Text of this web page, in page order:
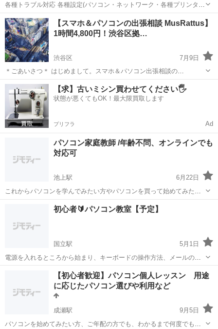
各種トラブル対応 各種設定(パソコン・ネットワーク・各種プリンタ
ー・プリンター) ＰＣ入替作業 各種講習(Windows・インターネット・
Word/Excel/Powerpoint等) 入手可能な部品の交換 ホーム...
東京 新宿区 Windows総合
【スマホ＆パソコンの出張相談 MusRattus】
1時間4,800円！渋谷区拠…
渋谷区
7月9日
＊ごあいさつ＊ はじめまして。スマホ＆パソコン出張相談の
MusRattus（マスラットス）です。 当出張相談では、日常生活におけ
るお悩みサポートとしてスマートフォンやパソコンの操作設定等に関
するご相談に応じます。 ...
東京 渋谷区 Windows総合 デジタル
【求】古いミシン買わせてください🖐️
状態が悪くてもOK！最大限買取します
プリフラ Ad
パソコン家庭教師 /年齢不問、オンラインでも
対応可
池上駅
6月22日
これからパソコンを学んでみたい方やパソコンを買って始めてみたけ
れど分からなくて困っている方に基本から簡単丁寧に優しくお教えし
ます。年齢は問わず向上心のある方のお役に立ちたいと思っていま
す。パソコンに触れたこともない方でもお気...
大田区 池上駅 Windows総合 60歳
初心者🔰パソコン教室【予定】
国立駅
5月1日
電源を入れるところから始まり、キーボードの操作方法、メールの送
り方、今更聞けない初心者なことをやろうかなと思っています。 私は
企業でデスクワークをしていた人間です。 お年寄りと初心者の方向け
です。 お気軽にお問い合わせくださ...
国立駅 Windows総合 初心者
【初心者歓迎】パソコン個人レッスン 用途
に応じたパソコン選びや利用など
成瀬駅
9月5日
パソコンを始めてみたい方、ご年配の方でも、わかるまで何度でも教